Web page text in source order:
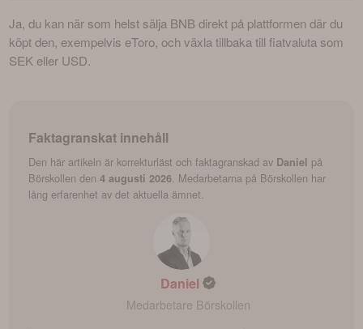
Ja, du kan när som helst sälja BNB direkt på plattformen där du
köpt den, exempelvis eToro, och växla tillbaka till fiatvaluta som
SEK eller USD.
Faktagranskat innehåll
Den här artikeln är korrekturläst och faktagranskad av Daniel på
Börskollen den4 augusti 2026. Medarbetarna på Börskollen har
lång erfarenhet av det aktuella ämnet.
Daniel
Medarbetare Börskollen